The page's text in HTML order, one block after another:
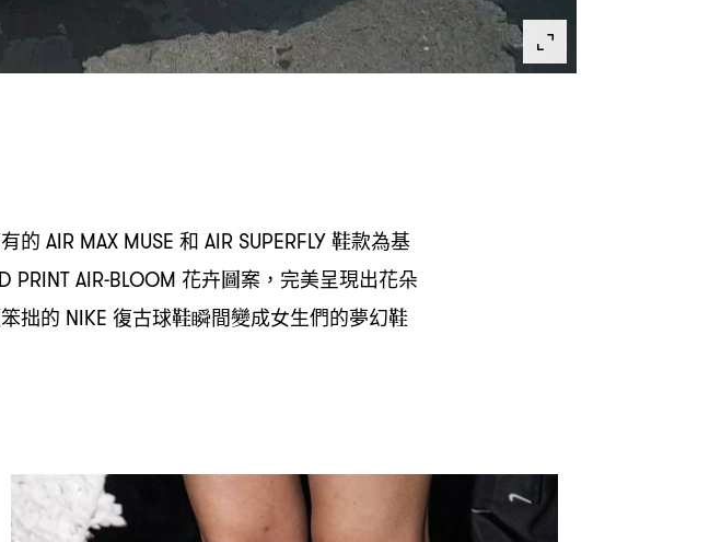
的 AIR MAX MUSE 和 AIR SUPERFLY鞋款為基
PRINT AIR-BLOOM 花卉圖案 ， 完美呈現出花朵
拙的 NIKE 復古球鞋瞬間變成女生們的夢幻鞋